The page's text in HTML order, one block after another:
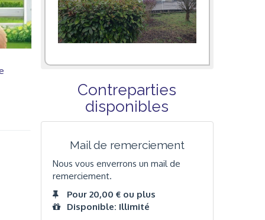
Contreparties
disponibles
Mail de remerciement
Nous vous enverrons un mail de
remerciement.
Pour 20,00 € ou plus
Disponible: Illimité